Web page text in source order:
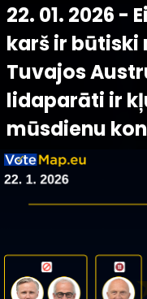
22. 01. 2026 -
karš ir būtiski
Tuvajos
lidaparāti ir
mūsdienu